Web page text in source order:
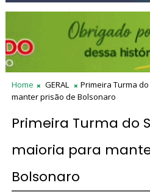
Home GERAL
Primeira Turma
manter prisão de Bolsonaro
Primeira Turma do
maioria para
Bolsonaro